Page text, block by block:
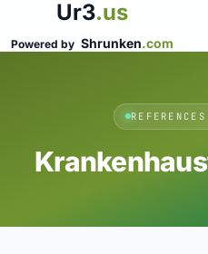
Ur3.us
Powered by Shrunken.com